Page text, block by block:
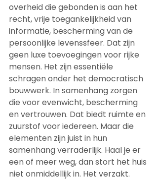
overheid die gebonden is aan het
recht, vrije toegankelijkheid van
informatie, bescherming van de
persoonlijke levenssfeer. Dat zijn
geen luxe toevoegingen voor rijke
mensen. Het zijn essentiële
schragen onder het democratisch
bouwwerk. In samenhang zorgen
die voor evenwicht, bescherming
en vertrouwen. Dat biedt ruimte en
zuurstof voor iedereen. Maar die
elementen zijn juist in hun
samenhang verraderlijk. Haal je er
een of meer weg, dan stort het huis
niet onmiddellijk in. Het verzakt.